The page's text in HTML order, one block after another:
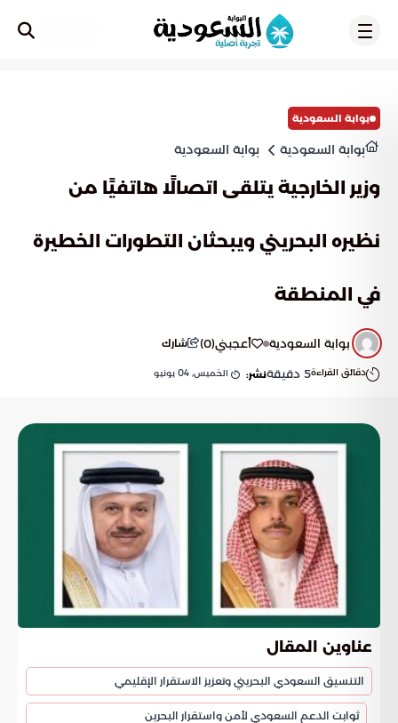
بوابة السعودية
بوابة السعودية بوابة السعودية
وزير الخارجية يتلقى اتصالًا هاتفيًا من
نظيره البحريني ويبحثان التطورات الخطيرة
في المنطقة
بوابة السعودية أعجبني(
0
) شارك
دقائق القراءة5 دقيقةنشر: الخميس, 04 يونيو
عناوين المقال
التنسيق السعودي البحريني وتعزيز الاستقرار الإقليمي
ثوابت الدعم السعودي لأمن واستقرار البحرين